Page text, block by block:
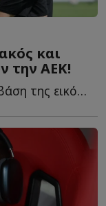
και
την ΑΕΚ!
Η ευκαιρία της πρωταθλήτριας βάση της εικόνας των αντιπάλων τ...